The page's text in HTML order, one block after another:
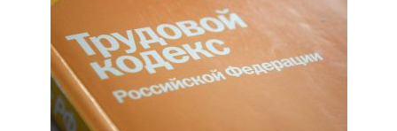
приметы на 9 августа
08 августа 2026 18:37
На трассе Р-280 «Новороссия»
водителей будут